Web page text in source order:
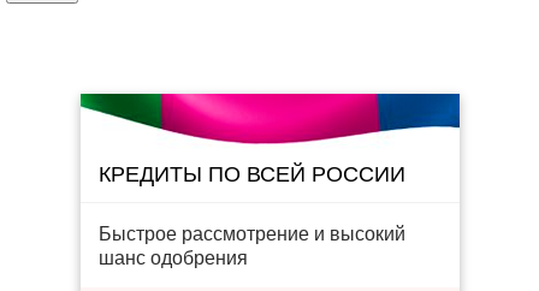
КРЕДИТЫ ПО ВСЕЙ РОССИИ
Быстрое рассмотрение и высокий
шанс одобрения